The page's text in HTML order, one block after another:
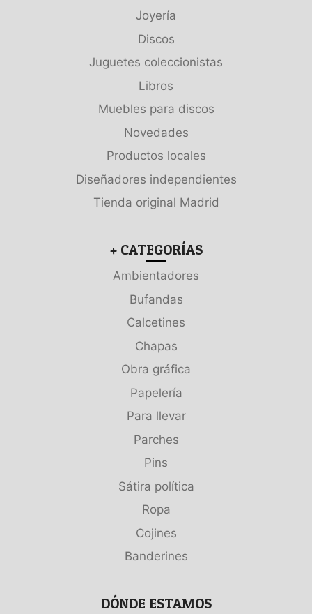
Joyería
Discos
Juguetes coleccionistas
Libros
Muebles para discos
Novedades
Productos locales
Diseñadores independientes
Tienda original Madrid
+ CATEGORÍAS
Ambientadores
Bufandas
Calcetines
Chapas
Obra gráfica
Papelería
Para llevar
Parches
Pins
Sátira política
Ropa
Cojines
Banderines
DÓNDE ESTAMOS